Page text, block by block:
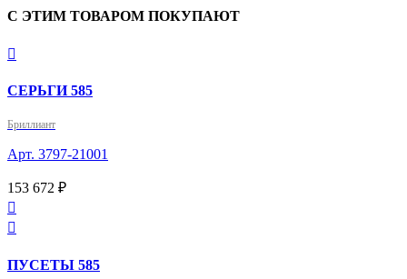
С ЭТИМ ТОВАРОМ ПОКУПАЮТ

СЕРЬГИ 585
Бриллиант
Арт. 3797-21001
153 672 ₽


ПУСЕТЫ 585